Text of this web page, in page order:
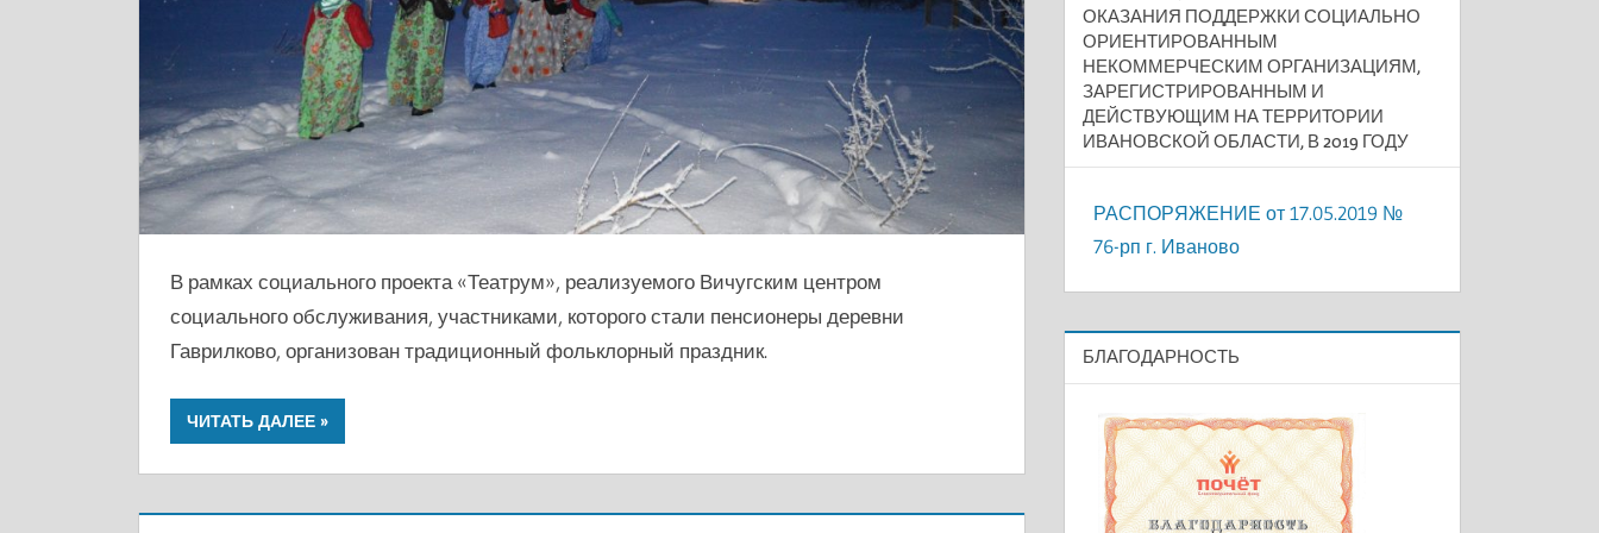
В рамках социального проекта «Театрум», реализуемого Вичугским центром
социального обслуживания, участниками, которого стали пенсионеры деревни
Гаврилково, организован традиционный фольклорный праздник.
ЧИТАТЬ ДАЛЕЕ
ОКАЗАНИЯ ПОДДЕРЖКИ СОЦИАЛЬНО
ОРИЕНТИРОВАННЫМ
НЕКОММЕРЧЕСКИМ ОРГАНИЗАЦИЯМ,
ЗАРЕГИСТРИРОВАННЫМ И
ДЕЙСТВУЮЩИМ НА ТЕРРИТОРИИ
ИВАНОВСКОЙ ОБЛАСТИ, В 2019 ГОДУ
РАСПОРЯЖЕНИЕ от 17.05.2019 №
76-рп г. Иваново
БЛАГОДАРНОСТЬ